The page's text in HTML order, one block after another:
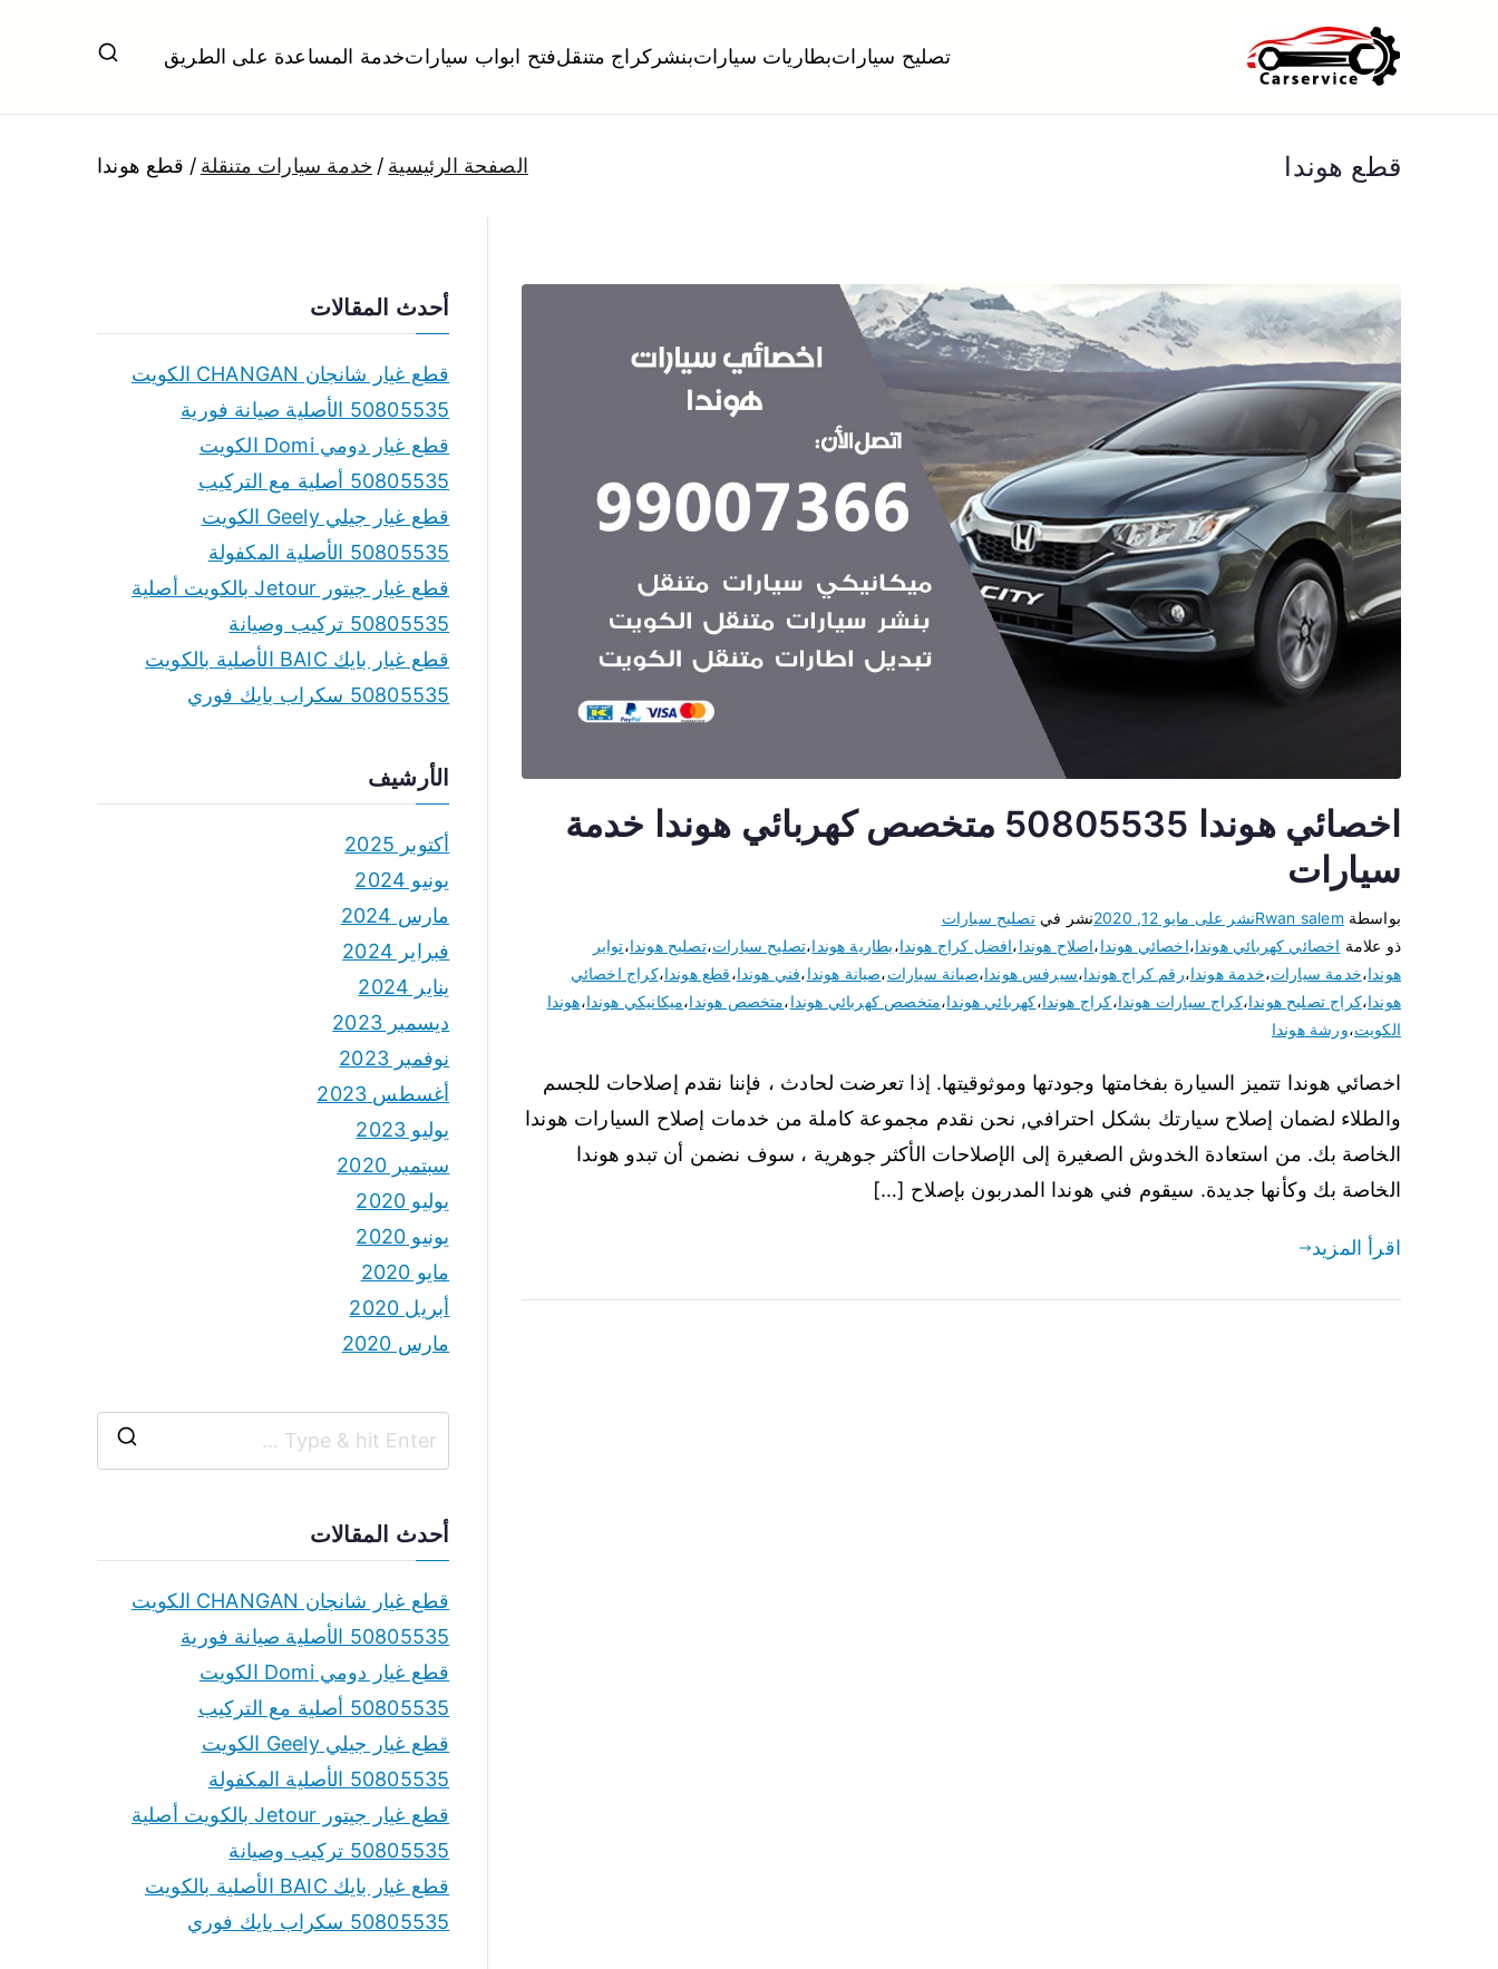
بنشر متنقل الكويت
بنشر متنقل الكويت كهرباء وبنشر تبديل تواير تواير اطارات عجلات تصليح وصيانة سيارات امام المنزل تبديل بطاريات بارخص الاسعار
تصليح سياراتبطاريات سياراتبنشر كراج متنقلفتح ابواب سياراتخدمة المساعدة على الطريق
قطع هوندا الصفحة الرئيسية خدمة سيارات متنقلة قطع هوندا
اخصائي هوندا 50805535 متخصص كهربائي هوندا خدمة
سيارات
بواسطة Rwan salemنشر على مايو 12, 2020 نشر فيتصليح سيارات
ذو علامة اخصائي كهربائي هوندا،اخصائي هوندا،اصلاح هوندا،افضل كراج هوندا،بطارية هوندا،تصليح سيارات،تصليح هوندا،تواير
هوندا،خدمة سيارات،خدمة هوندا،رقم كراج هوندا،سيرفس هوندا،صيانة سيارات،صيانة هوندا،فني هوندا،قطع هوندا،كراج اخصائي
هوندا،كراج تصليح هوندا،كراج سيارات هوندا،كراج هوندا،كهربائي هوندا،متخصص كهربائي هوندا،متخصص هوندا،ميكانيكي هوندا،هوندا
الكويت،ورشة هوندا
اخصائي هوندا تتميز السيارة بفخامتها وجودتها وموثوقيتها. إذا تعرضت لحادث ، فإننا نقدم إصلاحات للجسم
والطلاء لضمان إصلاح سيارتك بشكل احترافي, نحن نقدم مجموعة كاملة من خدمات إصلاح السيارات هوندا
الخاصة بك. من استعادة الخدوش الصغيرة إلى الإصلاحات الأكثر جوهرية ، سوف نضمن أن تبدو هوندا
الخاصة بك وكأنها جديدة. سيقوم فني هوندا المدربون بإصلاح […]
اقرأ المزيد
أحدث المقالات
قطع غيار شانجان CHANGAN الكويت
50805535 الأصلية صيانة فورية
قطع غيار دومي Domi الكويت
50805535 أصلية مع التركيب
قطع غيار جيلي Geely الكويت
50805535 الأصلية المكفولة
قطع غيار جيتور Jetour بالكويت أصلية
50805535 تركيب وصيانة
قطع غيار بايك BAIC الأصلية بالكويت
50805535 سكراب بايك فوري
الأرشيف
أكتوبر 2025
يونيو 2024
مارس 2024
فبراير 2024
يناير 2024
ديسمبر 2023
نوفمبر 2023
أغسطس 2023
يوليو 2023
سبتمبر 2020
يوليو 2020
يونيو 2020
مايو 2020
أبريل 2020
مارس 2020
r
أحدث المقالات
قطع غيار شانجان CHANGAN الكويت
50805535 الأصلية صيانة فورية
قطع غيار دومي Domi الكويت
50805535 أصلية مع التركيب
قطع غيار جيلي Geely الكويت
50805535 الأصلية المكفولة
قطع غيار جيتور Jetour بالكويت أصلية
50805535 تركيب وصيانة
قطع غيار بايك BAIC الأصلية بالكويت
50805535 سكراب بايك فوري